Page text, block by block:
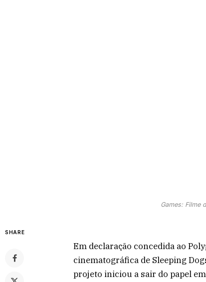
Games: Filme
SHARE
Em declaração concedida ao
cinematográfica de Sleeping
projeto iniciou a sair do papel